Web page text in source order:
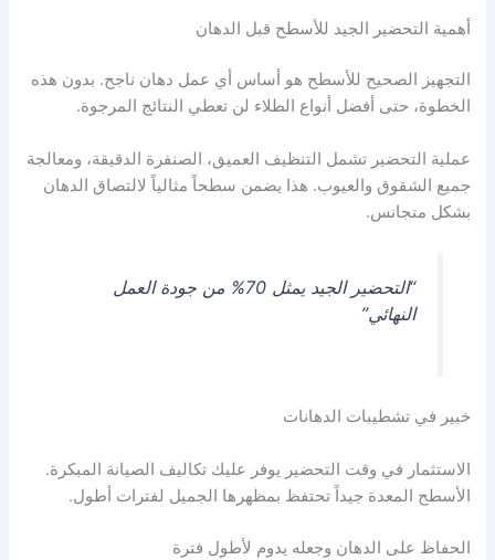
أهمية التحضير الجيد للأسطح قبل الدهان
التجهيز الصحيح للأسطح هو أساس أي عمل دهان ناجح. بدون هذه
الخطوة، حتى أفضل أنواع الطلاء لن تعطي النتائج المرجوة.
عملية التحضير تشمل التنظيف العميق، الصنفرة الدقيقة، ومعالجة
جميع الشقوق والعيوب. هذا يضمن سطحاً مثالياً لالتصاق الدهان
بشكل متجانس.
“التحضير الجيد يمثل 70% من جودة العمل
النهائي”
خبير في تشطيبات الدهانات
الاستثمار في وقت التحضير يوفر عليك تكاليف الصيانة المبكرة.
الأسطح المعدة جيداً تحتفظ بمظهرها الجميل لفترات أطول.
الحفاظ على الدهان وجعله يدوم لأطول فترة